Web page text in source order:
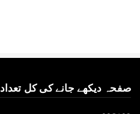
صفحہ دیکھے جانے کی کل تعداد